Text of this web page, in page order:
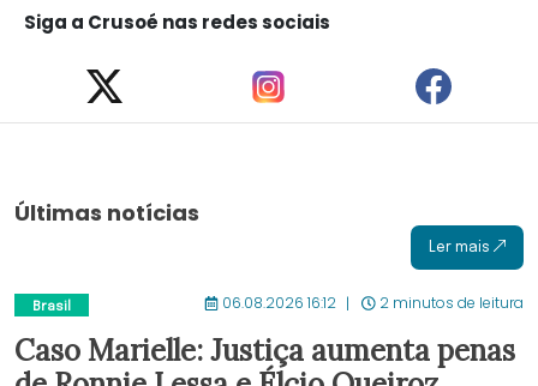
Siga a Crusoé nas redes sociais
Últimas notícias
Ler mais
Brasil 06.08.2026 16:12 2 minutos de leitura
Caso Marielle: Justiça aumenta penas